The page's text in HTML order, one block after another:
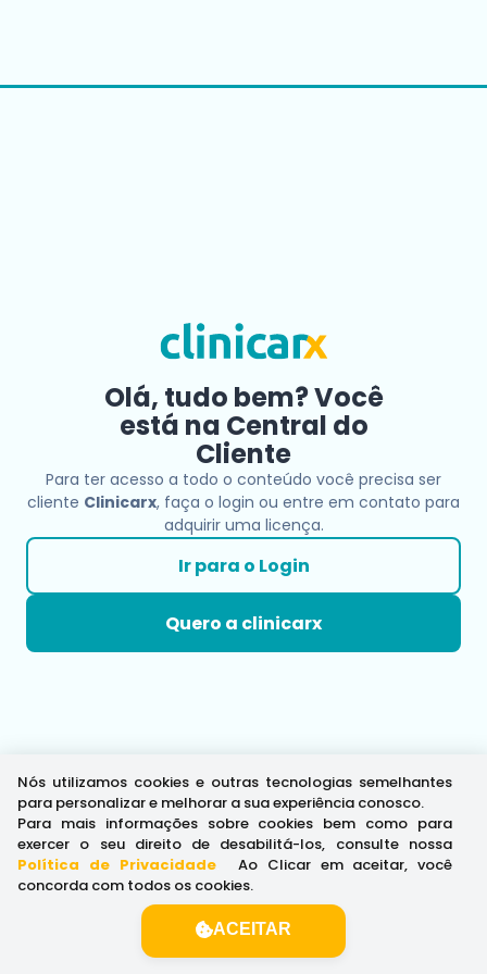
Olá, tudo bem? Você
está na Central do
Cliente
Para ter acesso a todo o conteúdo você precisa ser
cliente Clinicarx, faça o login ou entre em contato para
adquirir uma licença.
Ir para o Login
Quero a clinicarx
Nós utilizamos cookies e outras tecnologias semelhantes
para personalizar e melhorar a sua experiência conosco.
Para mais informações sobre cookies bem como para
exercer o seu direito de desabilitá-los, consulte nossa
Política de Privacidade.
Ao Clicar em aceitar, você
concorda com todos os cookies.
ACEITAR